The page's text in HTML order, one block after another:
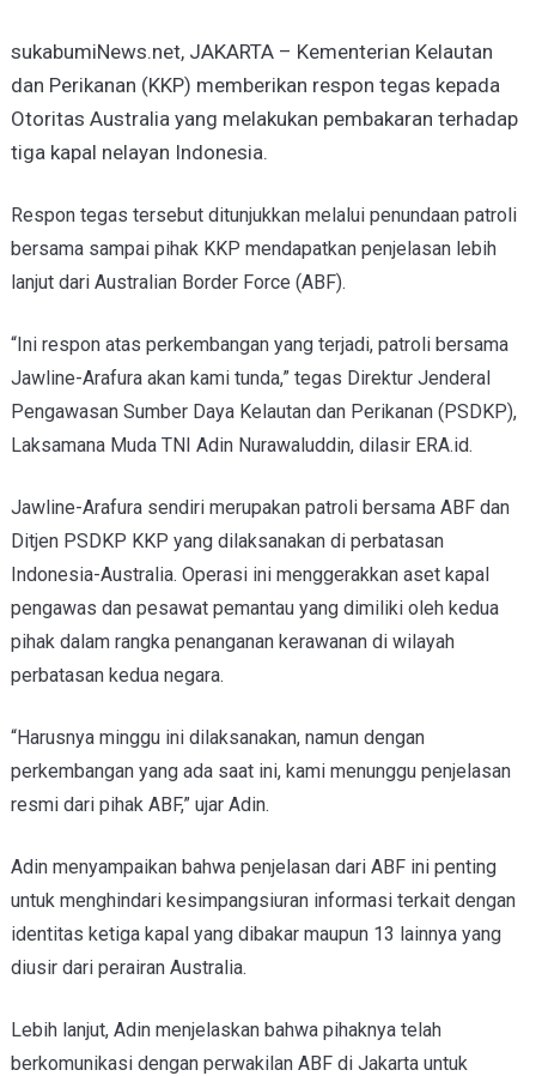
sukabumiNews.net, JAKARTA – Kementerian Kelautan
dan Perikanan (KKP) memberikan respon tegas kepada
Otoritas Australia yang melakukan pembakaran terhadap
tiga kapal nelayan Indonesia.
Respon tegas tersebut ditunjukkan melalui penundaan patroli
bersama sampai pihak KKP mendapatkan penjelasan lebih
lanjut dari Australian Border Force (ABF).
“Ini respon atas perkembangan yang terjadi, patroli bersama
Jawline-Arafura akan kami tunda,” tegas Direktur Jenderal
Pengawasan Sumber Daya Kelautan dan Perikanan (PSDKP),
Laksamana Muda TNI Adin Nurawaluddin, dilasir ERA.id.
Jawline-Arafura sendiri merupakan patroli bersama ABF dan
Ditjen PSDKP KKP yang dilaksanakan di perbatasan
Indonesia-Australia. Operasi ini menggerakkan aset kapal
pengawas dan pesawat pemantau yang dimiliki oleh kedua
pihak dalam rangka penanganan kerawanan di wilayah
perbatasan kedua negara.
“Harusnya minggu ini dilaksanakan, namun dengan
perkembangan yang ada saat ini, kami menunggu penjelasan
resmi dari pihak ABF,” ujar Adin.
Adin menyampaikan bahwa penjelasan dari ABF ini penting
untuk menghindari kesimpangsiuran informasi terkait dengan
identitas ketiga kapal yang dibakar maupun 13 lainnya yang
diusir dari perairan Australia.
Lebih lanjut, Adin menjelaskan bahwa pihaknya telah
berkomunikasi dengan perwakilan ABF di Jakarta untuk